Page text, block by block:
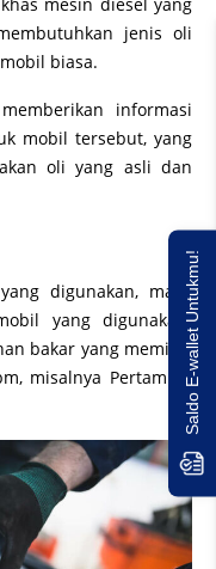
jenis oli
biasa.
informasi
mobil tersebut, yang
oli yang asli dan
digunakan, maka
yang digunakan.
bakar yang memiliki
misalnya PertaminaSaldo E-wallet Untukmu!